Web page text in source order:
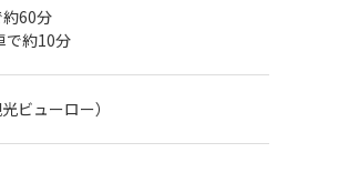
60分
で約10分
ビューロー）